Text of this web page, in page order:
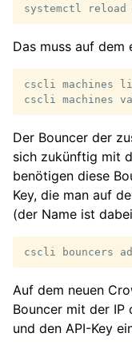
systemctl
reload
Das muss auf
cscli machines
cscli
machines
Der Bouncer der
sich zukünftig mit
benötigen diese
Key, die man auf
(der Name ist
cscli bouncers
Auf dem neuen
Bouncer mit der IP
und den API-Key